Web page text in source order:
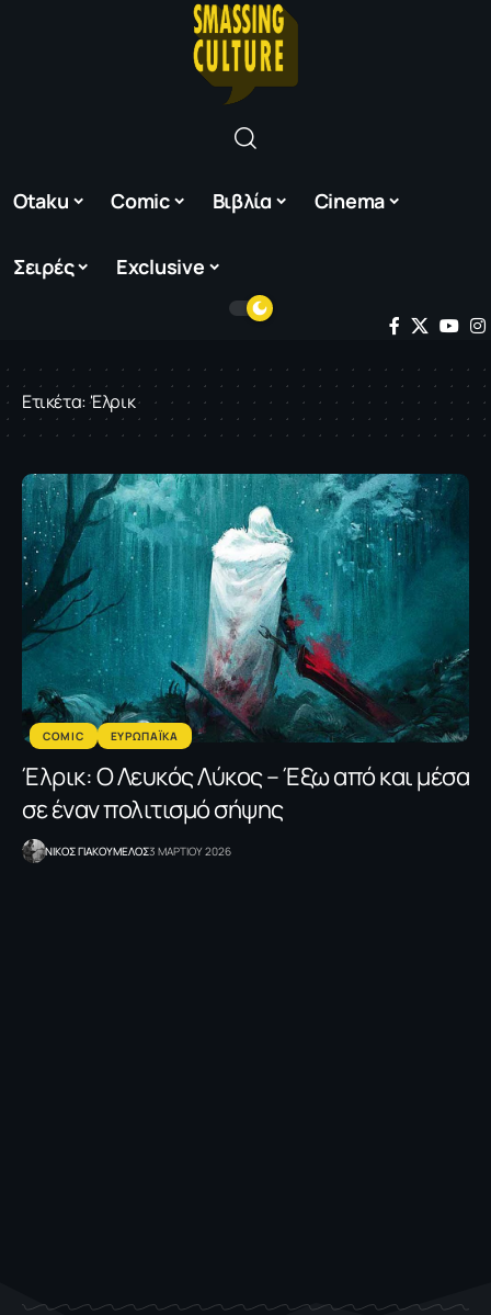
Otaku Comic Βιβλία Cinema
Σειρές Exclusive
Ετικέτα:'Ελρικ
COMIC ΕΥΡΩΠΑΪΚΑ
Έλρικ: Ο Λευκός Λύκος – Έξω από και μέσα
σε έναν πολιτισμό σήψης
NΙΚΟΣ ΓΙΑΚΟΥΜΕΛΟΣ3 ΜΑΡΤΙΟΥ 2026